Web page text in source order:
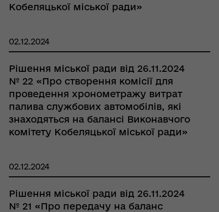
Кобеляцької міської ради»
02.12.2024
Рішення міської ради від 26.11.2024
№ 22 «Про створення комісії для
проведення хронометражу витрат
палива службових автомобілів, які
знаходяться на балансі Виконавчого
комітету Кобеляцької міської ради»
02.12.2024
Рішення міської ради від 26.11.2024
№ 21 «Про передачу на баланс